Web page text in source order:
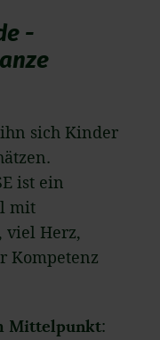
-
sich Kinder
ist ein
mit
viel Herz,
Kompetenz
Mittelpunkt: